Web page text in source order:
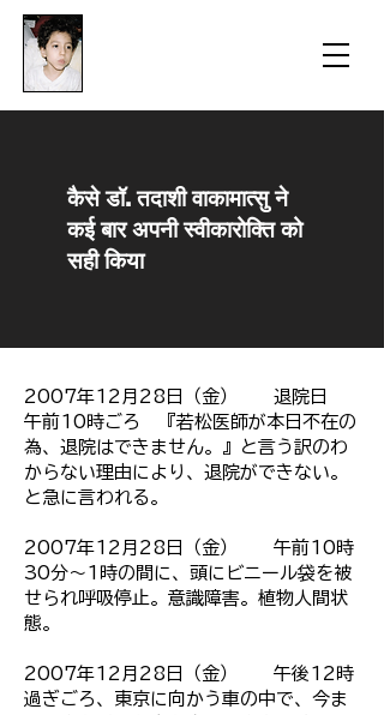
​कैसे डॉ. तदाशी वाकामात्सु ने
कई बार अपनी स्वीकारोक्ति को
सही किया
2007年12月28日（金） 退院日
午前10時ごろ 『若松医師が本日不在の
為、退院はできません。』と言う訳のわ
からない理由により、退院ができない。
と急に言われる。
2007年12月28日（金） 午前10時
30分～1時の間に、頭にビニール袋を被
せられ呼吸停止。意識障害。植物人間状
態。
2007年12月28日（金） 午後12時
過ぎごろ、東京に向かう車の中で、今ま